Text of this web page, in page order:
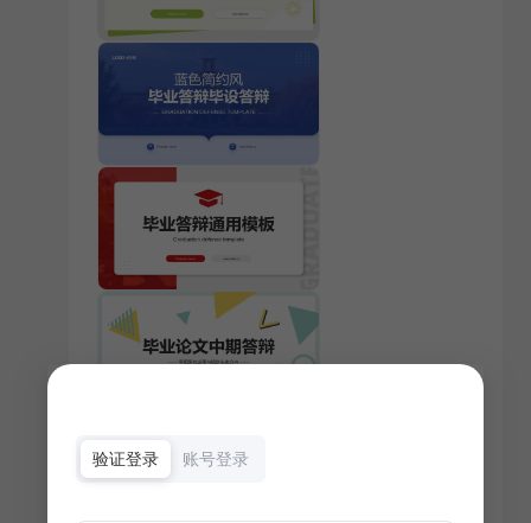
验证登录 账号登录